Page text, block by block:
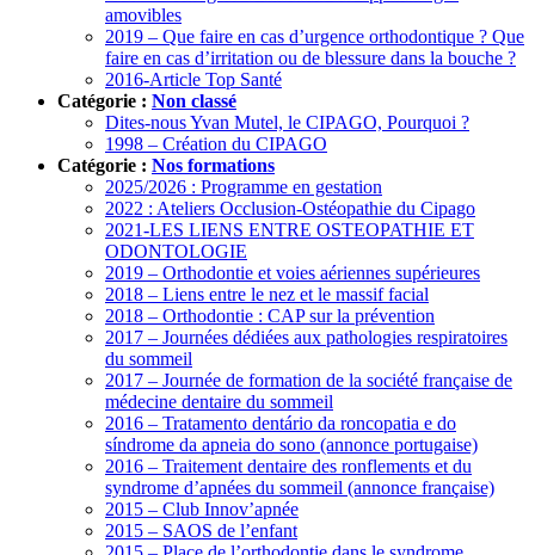
amovibles
2019 – Que faire en cas d’urgence orthodontique ? Que
faire en cas d’irritation ou de blessure dans la bouche ?
2016-Article Top Santé
Catégorie : Non classé
Dites-nous Yvan Mutel, le CIPAGO, Pourquoi ?
1998 – Création du CIPAGO
Catégorie : Nos formations
2025/2026 : Programme en gestation
2022 : Ateliers Occlusion-Ostéopathie du Cipago
2021-LES LIENS ENTRE OSTEOPATHIE ET
ODONTOLOGIE
2019 – Orthodontie et voies aériennes supérieures
2018 – Liens entre le nez et le massif facial
2018 – Orthodontie : CAP sur la prévention
2017 – Journées dédiées aux pathologies respiratoires
du sommeil
2017 – Journée de formation de la société française de
médecine dentaire du sommeil
2016 – Tratamento dentário da roncopatia e do
síndrome da apneia do sono (annonce portugaise)
2016 – Traitement dentaire des ronflements et du
syndrome d’apnées du sommeil (annonce française)
2015 – Club Innov’apnée
2015 – SAOS de l’enfant